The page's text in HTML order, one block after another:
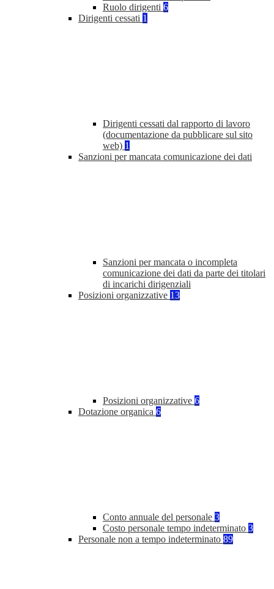
Ruolo dirigenti 6
Dirigenti cessati 1
Dirigenti cessati dal rapporto di lavoro
(documentazione da pubblicare sul sito
web) 1
Sanzioni per mancata comunicazione dei dati
Sanzioni per mancata o incompleta
comunicazione dei dati da parte dei titolari
di incarichi dirigenziali
Posizioni organizzative 13
Posizioni organizzative 6
Dotazione organica 6
Conto annuale del personale 3
Costo personale tempo indeterminato 3
Personale non a tempo indeterminato 89